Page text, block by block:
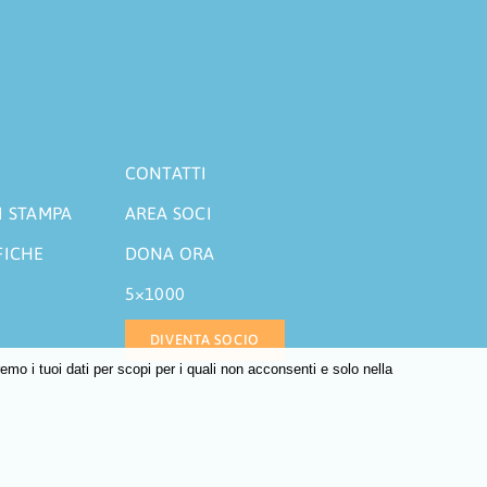
STAMPA
CONTATTI
AREA SOCI
DONA ORA
5×1000
DIVENTA SOCIO
i tuoi dati per scopi per i quali non acconsenti e solo nella